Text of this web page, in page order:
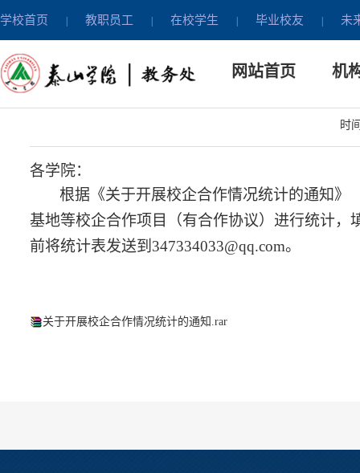
学校首页 | 教职员工 | 在校学生 | 毕业校友 | 未
网站首页 机
教学运行
时
各学院：
根据《关于开展校企合作情况统计的通知》
基地等校企合作项目（有合作协议）进行统计，
前将统计表发送到 347334033@qq.com。
关于开展校企合作情况统计的通知.rar